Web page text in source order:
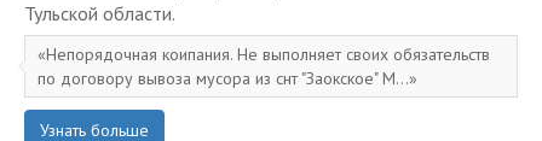
Тульской области.
Непорядочная коипания. Не выполняет своих обязательств
по договору вывоза мусора из снт "Заокское" М...
Узнать больше